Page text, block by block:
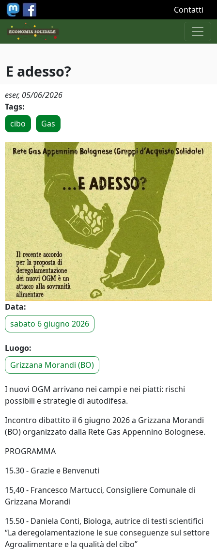
Salta al contenuto principale Contatti
E adesso?
eser, 05/06/2026
Tags:
cibo
Gas
Data:
sabato 6 giugno 2026
Luogo:
Grizzana Morandi (BO)
I nuovi OGM arrivano nei campi e nei piatti: rischi
possibili e strategie di autodifesa.
Incontro dibattito il 6 giugno 2026 a Grizzana Morandi
(BO) organizzato dalla Rete Gas Appennino Bolognese.
PROGRAMMA
15.30 - Grazie e Benvenuti
15,40 - Francesco Martucci, Consigliere Comunale di
Grizzana Morandi
15.50 - Daniela Conti, Biologa, autrice di testi scientifici
“La deregolamentazione le sue conseguenze sul settore
Agroalimentare e la qualità del cibo”